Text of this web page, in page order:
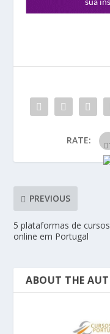
RATE:
PREVIOUS
5 plataformas de cursos
online em Portugal
ABOUT THE